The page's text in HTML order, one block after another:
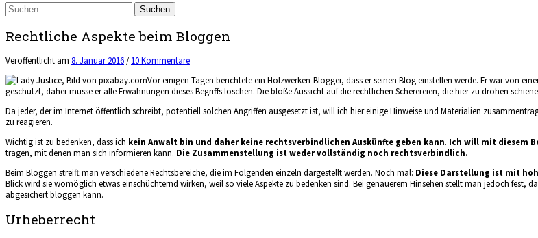
Suchen
nach:
Rechtliche Aspekte beim Bloggen
Veröffentlicht am 8. Januar 2016/10 Kommentare
Vor einigen Tagen berichtete ein Holzwerken-Blogger, dass er seinen Blog einstellen werde. Er war von
geschützt, daher müsse er alle Erwähnungen dieses Begriffs löschen. Die bloße Aussicht auf die rechtlichen Scherereien, die hier zu drohen
Da jeder, der im Internet öffentlich schreibt, potentiell solchen Angriffen ausgesetzt ist, will ich hier einige Hinweise und Materialien
zu reagieren.
Wichtig ist zu bedenken, dass ich kein Anwalt bin und daher keine rechtsverbindlichen Auskünfte geben kann. Ich will mit diesem
tragen, mit denen man sich informieren kann. Die Zusammenstellung ist weder vollständig noch rechtsverbindlich.
Beim Bloggen streift man verschiedene Rechtsbereiche, die im Folgenden einzeln dargestellt werden. Noch mal: Diese Darstellung ist mit
Blick wird sie womöglich etwas einschüchternd wirken, weil so viele Aspekte zu bedenken sind. Bei genauerem Hinsehen stellt man jedoch
abgesichert bloggen kann.
Urheberrecht